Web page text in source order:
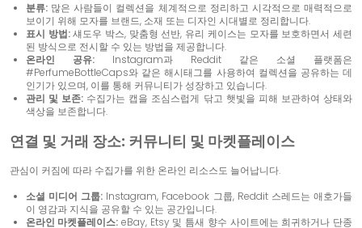
분류: 많은 사람들이 컬렉션을 체계적으로 정리하고 시각적으로 매력적으로
보이기 위해 모자를 브랜드, 소재 또는 디자인 시대별로 정리합니다.
표시 방법:섀도우 박스, 맞춤형 선반, 유리 케이스는 모자를 보호하면서 세련
된 방식으로 전시할 수 있는 방법을 제공합니다.
온라인 공유: Instagram과 Reddit 같은 소셜 플랫폼은
#PerfumeBottleCaps와 같은 해시태그를 사용하여 컬렉션을 공유하는 데
인기가 있으며, 이를 통해 커뮤니티가 성장하고 있습니다.
관리 및 보존: 수집가는 캡을 조심스럽게 닦고 햇빛을 피해 보관하여 상태와
색상을 보존합니다.
연결 및 거래 장소: 커뮤니티 및 마켓플레이스
관심이 커짐에 따라 수집가를 위한 온라인 리소스도 늘어납니다.
소셜 미디어 그룹: Instagram, Facebook 그룹, Reddit 스레드는 애호가들
이 영감과 지식을 공유할 수 있는 공간입니다.
온라인 마켓플레이스: eBay, Etsy 및 틈새 향수 사이트에는 희귀하거나 단종